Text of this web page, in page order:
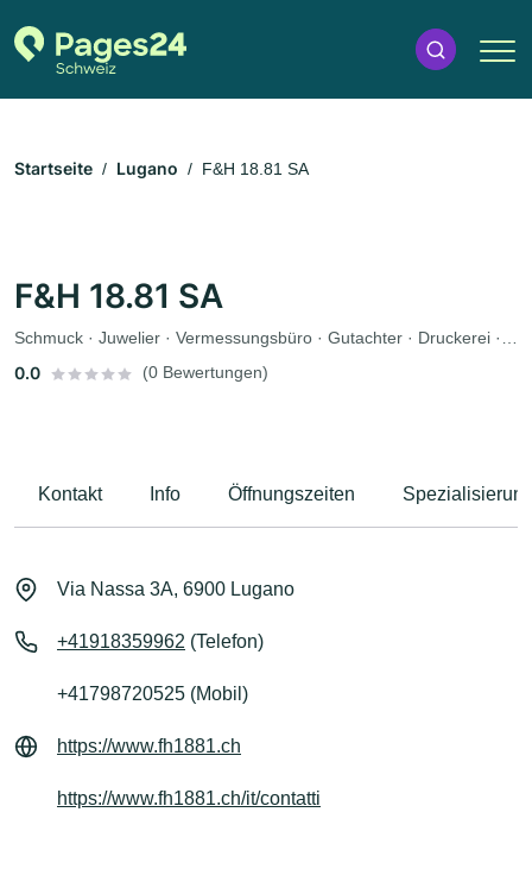
Startseite Lugano F&H 18.81 SA
F&H 18.81 SA
0.0 (0 Bewertungen)
Kontakt Info Öffnungszeiten
Via Nassa 3A, 6900 Lugano
+41918359962 (Telefon)
+41798720525 (Mobil)
https://www.fh1881.ch
https://www.fh1881.ch/it/contatti